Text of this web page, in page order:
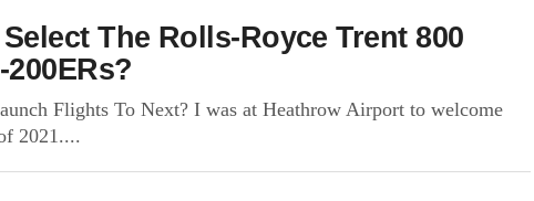
The Rolls-Royce Trent 800
Flights To Next? I was at Heathrow Airport to welcome
2021....